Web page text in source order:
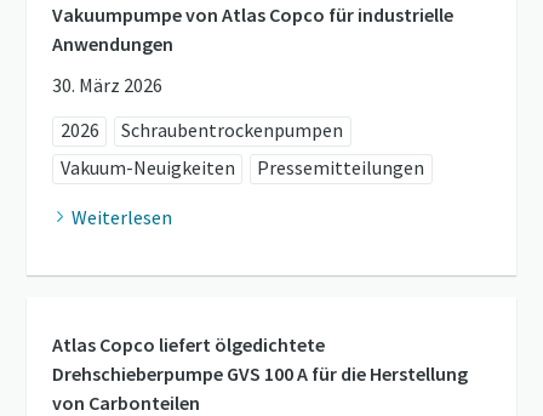
Vakuumpumpe von Atlas Copco für industrielle
Anwendungen
30. März 2026
2026
Schraubentrockenpumpen
Vakuum-Neuigkeiten
Pressemitteilungen
Weiterlesen
Atlas Copco liefert ölgedichtete
Drehschieberpumpe GVS 100 A für die Herstellung
von Carbonteilen